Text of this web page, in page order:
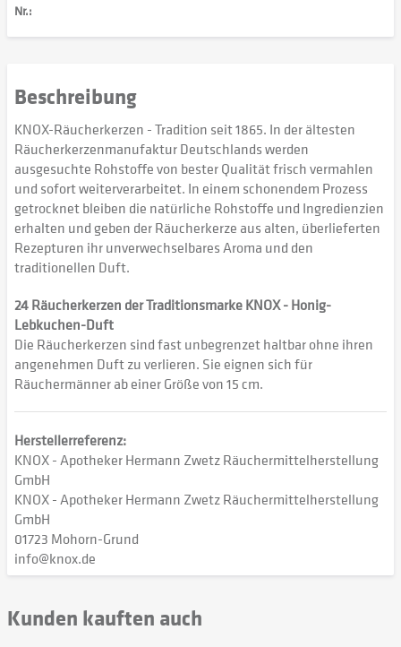
Nr.:
Beschreibung
KNOX-Räucherkerzen - Tradition seit 1865. In der ältesten
Räucherkerzenmanufaktur Deutschlands werden
ausgesuchte Rohstoffe von bester Qualität frisch vermahlen
und sofort weiterverarbeitet. In einem schonendem Prozess
getrocknet bleiben die natürliche Rohstoffe und Ingredienzien
erhalten und geben der Räucherkerze aus alten, überlieferten
Rezepturen ihr unverwechselbares Aroma und den
traditionellen Duft.
24 Räucherkerzen der Traditionsmarke KNOX - Honig-
Lebkuchen-Duft
Die Räucherkerzen sind fast unbegrenzet haltbar ohne ihren
angenehmen Duft zu verlieren. Sie eignen sich für
Räuchermänner ab einer Größe von 15 cm.
Herstellerreferenz:
KNOX - Apotheker Hermann Zwetz Räuchermittelherstellung
GmbH
KNOX - Apotheker Hermann Zwetz Räuchermittelherstellung
GmbH
01723 Mohorn-Grund
info@knox.de
Kunden kauften auch